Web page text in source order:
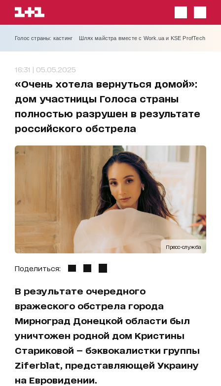
Голос страны: кастинг Шлях майстра вместе с Work.ua и KSE ProfTech
16:31 | 05.05.2025
«Очень хотела вернуться домой»:
дом участницы Голоса страны
полностью разрушен в результате
российского обстрела
Пресс-служба
Поделиться:
В результате очередного
вражеского обстрела города
Мирноград Донецкой области был
уничтожен родной дом Кристины
Стариковой — бэквокалистки группы
Ziferblat, представляющей Украину
на Евровидении.